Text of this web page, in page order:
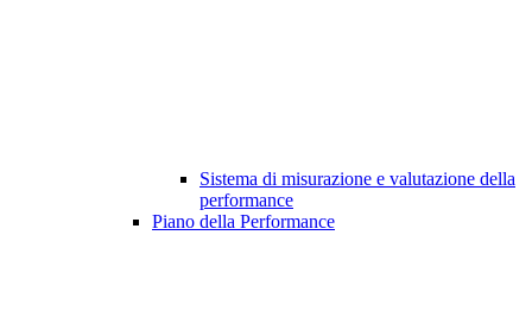
Sistema di misurazione e valutazione della
performance
Piano della Performance